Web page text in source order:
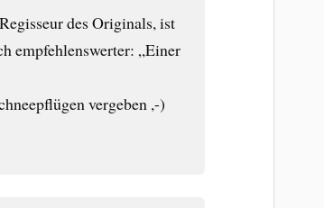
des Originals, ist
empfehlenswerter: „Einer
vergeben ,-)